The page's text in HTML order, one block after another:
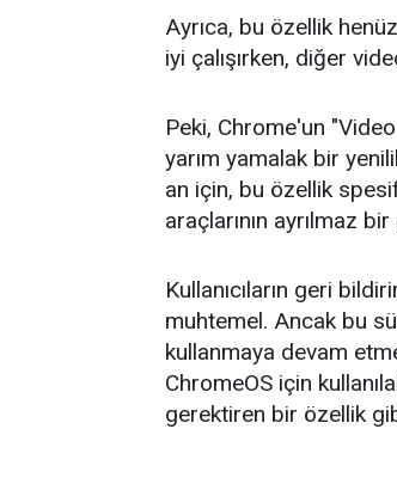
Ayrıca, bu özellik
iyi çalışırken, diğer
Peki, Chrome'un
yarım yamalak bir
an için, bu özellik
araçlarının ayrılmaz
Kullanıcıların geri
muhtemel. Ancak bu
kullanmaya devam
ChromeOS için
gerektiren bir özellik